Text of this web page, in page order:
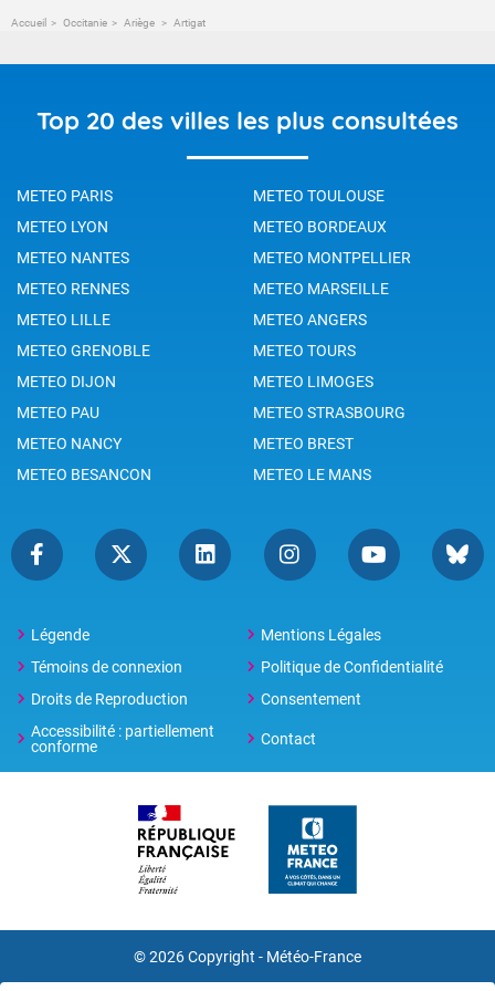
Accueil Occitanie Ariège Artigat
Top 20 des villes les plus consultées
METEO PARIS
METEO TOULOUSE
METEO LYON
METEO BORDEAUX
METEO NANTES
METEO MONTPELLIER
METEO RENNES
METEO MARSEILLE
METEO LILLE
METEO ANGERS
METEO GRENOBLE
METEO TOURS
METEO DIJON
METEO LIMOGES
METEO PAU
METEO STRASBOURG
METEO NANCY
METEO BREST
METEO BESANCON
METEO LE MANS
Légende
Mentions Légales
Témoins de connexion
Politique de Confidentialité
Droits de Reproduction
Consentement
Accessibilité : partiellement
conforme
Contact
© 2026 Copyright - Météo-France